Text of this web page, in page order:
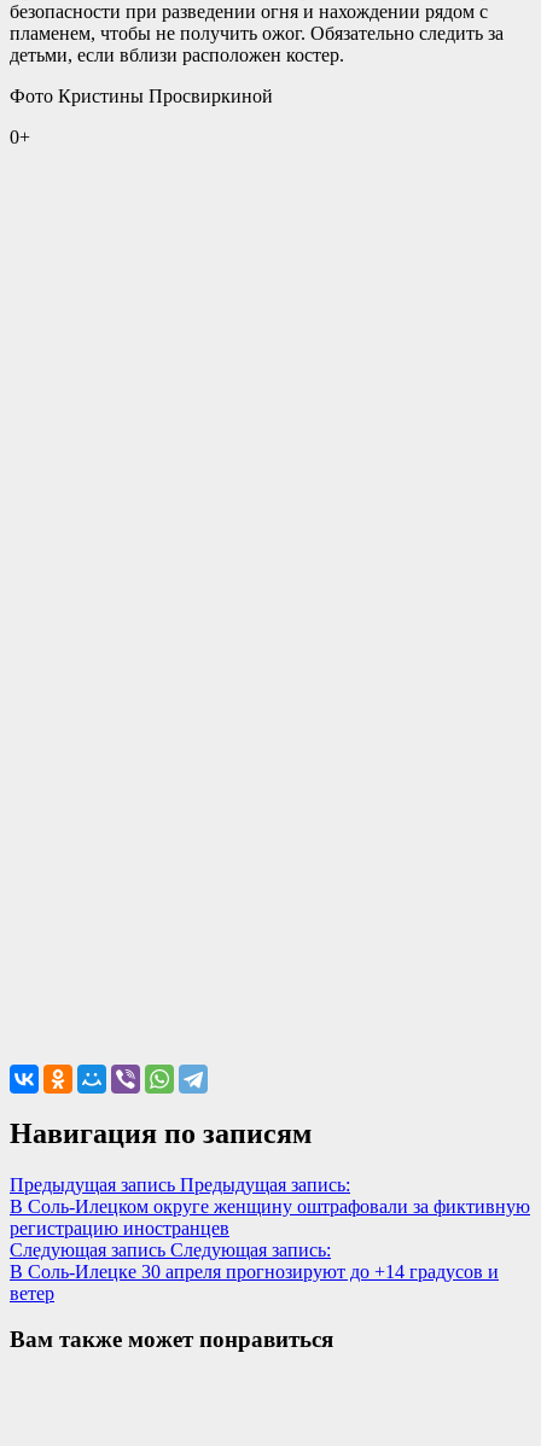
безопасности при разведении огня и нахождении рядом с
пламенем, чтобы не получить ожог. Обязательно следить за
детьми, если вблизи расположен костер.
Фото Кристины Просвиркиной
0+
Навигация по записям
Предыдущая запись Предыдущая запись:
В Соль-Илецком округе женщину оштрафовали за фиктивную
регистрацию иностранцев
Следующая запись Следующая запись:
В Соль-Илецке 30 апреля прогнозируют до +14 градусов и
ветер
Вам также может понравиться